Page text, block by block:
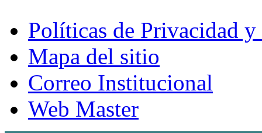
Políticas de Privacidad
Mapa del sitio
Correo Institucional
Web Master